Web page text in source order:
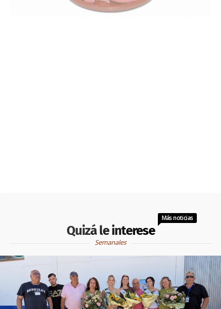
Quizá le interese
Más noticias
Semanales